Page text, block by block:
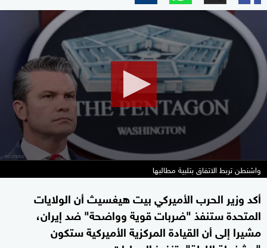
seconds
واشنطن تربط الاتفاق بتلبية مطالبها
أكد وزير الحرب الأميركي بيت هيغسيث أن الولايات
المتحدة ستنفذ "ضربات قوية وواضحة" ضد إيران،
مشيرا إلى أن القيادة المركزية الأميركية ستكون